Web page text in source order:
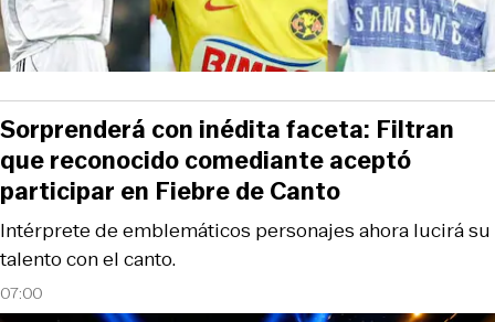
07:00
Intérprete de emblemáticos personajes ahora lucirá su
talento con el canto.
Sorprenderá con inédita faceta: Filtran
que reconocido comediante aceptó
participar en Fiebre de Canto